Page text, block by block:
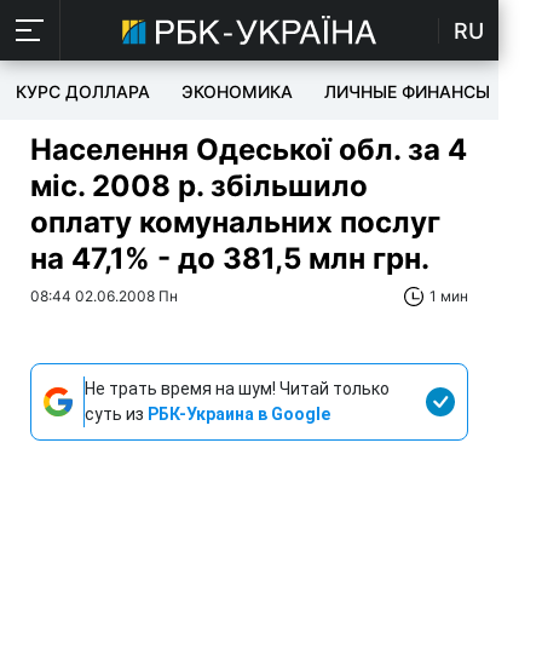
RU
КУРС ДОЛЛАРА ЭКОНОМИКА ЛИЧНЫЕ ФИНАНСЫ
Населення Одеської обл. за 4
міс. 2008 р. збільшило
оплату комунальних послуг
на 47,1% - до 381,5 млн грн.
08:44 02.06.2008 Пн 1 мин
Не трать время на шум! Читай только
суть из РБК-Украина в Google